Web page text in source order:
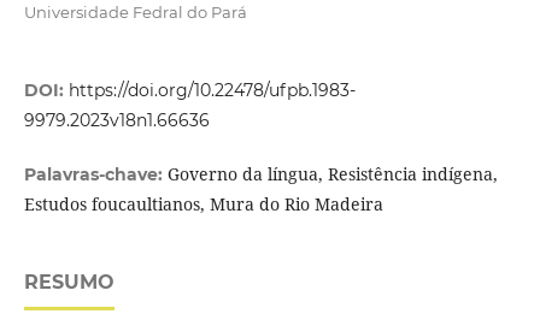
Universidade Fedral do Pará
DOI: https://doi.org/10.22478/ufpb.1983-
9979.2023v18n1.66636
Palavras-chave: Governo da língua, Resistência indígena,
Estudos foucaultianos, Mura do Rio Madeira
RESUMO